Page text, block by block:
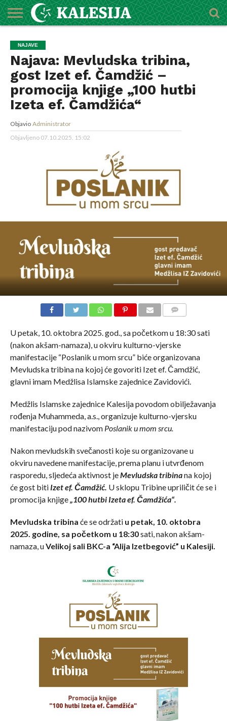
O
MEDŽLISU
DŽEMATI
IMAMI
MEKTEBSKI
CENTAR
VIJESTI
HUTBE
NAJAVE
KALENDAR
KONTAKT
NAJAVE
Najava: Mevludska tribina,
gost Izet ef. Čamdžić –
promocija knjige „100 hutbi
Izeta ef. Čamdžića“
Objavio Administrator
Objavljeno 07.10.2025. 15:02
U petak, 10. oktobra 2025. god., sa početkom u 18:30 sati
(nakon akšam-namaza), u okviru kulturno-vjerske
manifestacije “Poslanik u mom srcu” biće organizovana
Mevludska tribina na kojoj će govoriti Izet ef. Čamdžić,
glavni imam Medžlisa Islamske zajednice Zavidovići.
Medžlis Islamske zajednice Kalesija povodom obilježavanja
rođenja Muhammeda, a.s., organizuje kulturno-vjersku
manifestaciju pod nazivom Poslanik u mom srcu.
Nakon mevludskih svečanosti koje su organizovane u
okviru navedene manifestacije, prema planu i utvrđenom
rasporedu, sljedeća aktivnost jeMevludska tribinana kojoj
će gost biti Izet ef. Čamdžić. U sklopu Tribine upriličit će se i
promocija knjige„100 hutbi Izeta ef. Čamdžića“.
Mevludska tribina će se održati u petak, 10. oktobra
2025. godine, sa početkom u 18:30sati, nakon akšam-
namaza, uVelikoj sali BKC-a “Alija Izetbegović” u Kalesiji.